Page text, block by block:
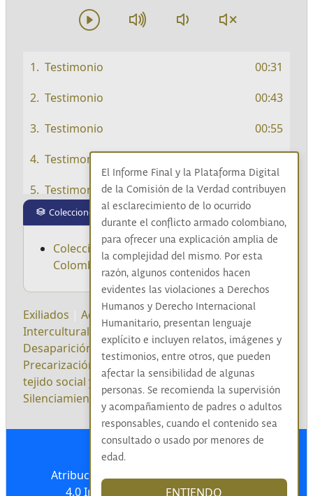
Testimonio
00:31
Testimonio
00:43
Testimonio
00:55
Testimonio
Testimonio
00:50
Testimonio
01:27
Testimonio
00:31
01:43
Testimonio
00:54
Testimonio
00:41
Testimonio
Testimonio
01:01
Testimonio
00:22
Colecciones
Colecciones: las verdades del exilio, la
Colombia Fuera de Colombia
Exiliados Aculturación| Conflictos
Interculturales |Conflictos interétnicos|
Desaparición de prácticas y saberes ancestrales |
Precarización del nivel de vida|Rupturas del
tejido social y las redes comunitarias |
Silenciamiento |Pueblos étnicos|Campesinado
Atribución-NoComercial-CompartirIgual
4.0 Internacional (CC BY-NC-SA 4.0)
El Informe Final y la Plataforma Digital
de la Comisión de la Verdad contribuyen
al esclarecimiento de lo ocurrido
durante el conflicto armado colombiano,
para ofrecer una explicación amplia de
la complejidad del mismo. Por esta
razón, algunos contenidos hacen
evidentes las violaciones a Derechos
Humanos y Derecho Internacional
Humanitario, presentan lenguaje
explícito e incluyen relatos, imágenes y
testimonios, entre otros, que pueden
afectar la sensibilidad de algunas
personas. Se recomienda la supervisión
y acompañamiento de padres o adultos
responsables, cuando el contenido sea
consultado o usado por menores de
edad.
ENTIENDO